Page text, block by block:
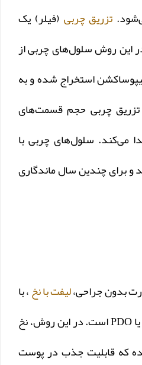
تزریق چربی (فیلر) یک
این روش سلول‌های چربی از
استخراج شده و به
چربی حجم قسمت‌های
می‌کند. سلول‌های چربی با
برای چندین سال ماندگاری
بدون جراحی،لیفت با نخ، با
استفاده از نخ های خار دار یا PDO است. در این روش، نخ
که قابلیت جذب در پوست